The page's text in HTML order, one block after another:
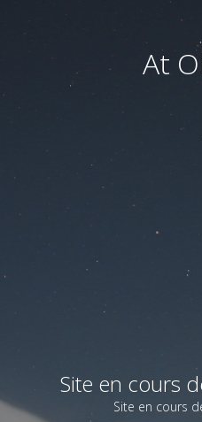
At
Site en cours
Site en cours